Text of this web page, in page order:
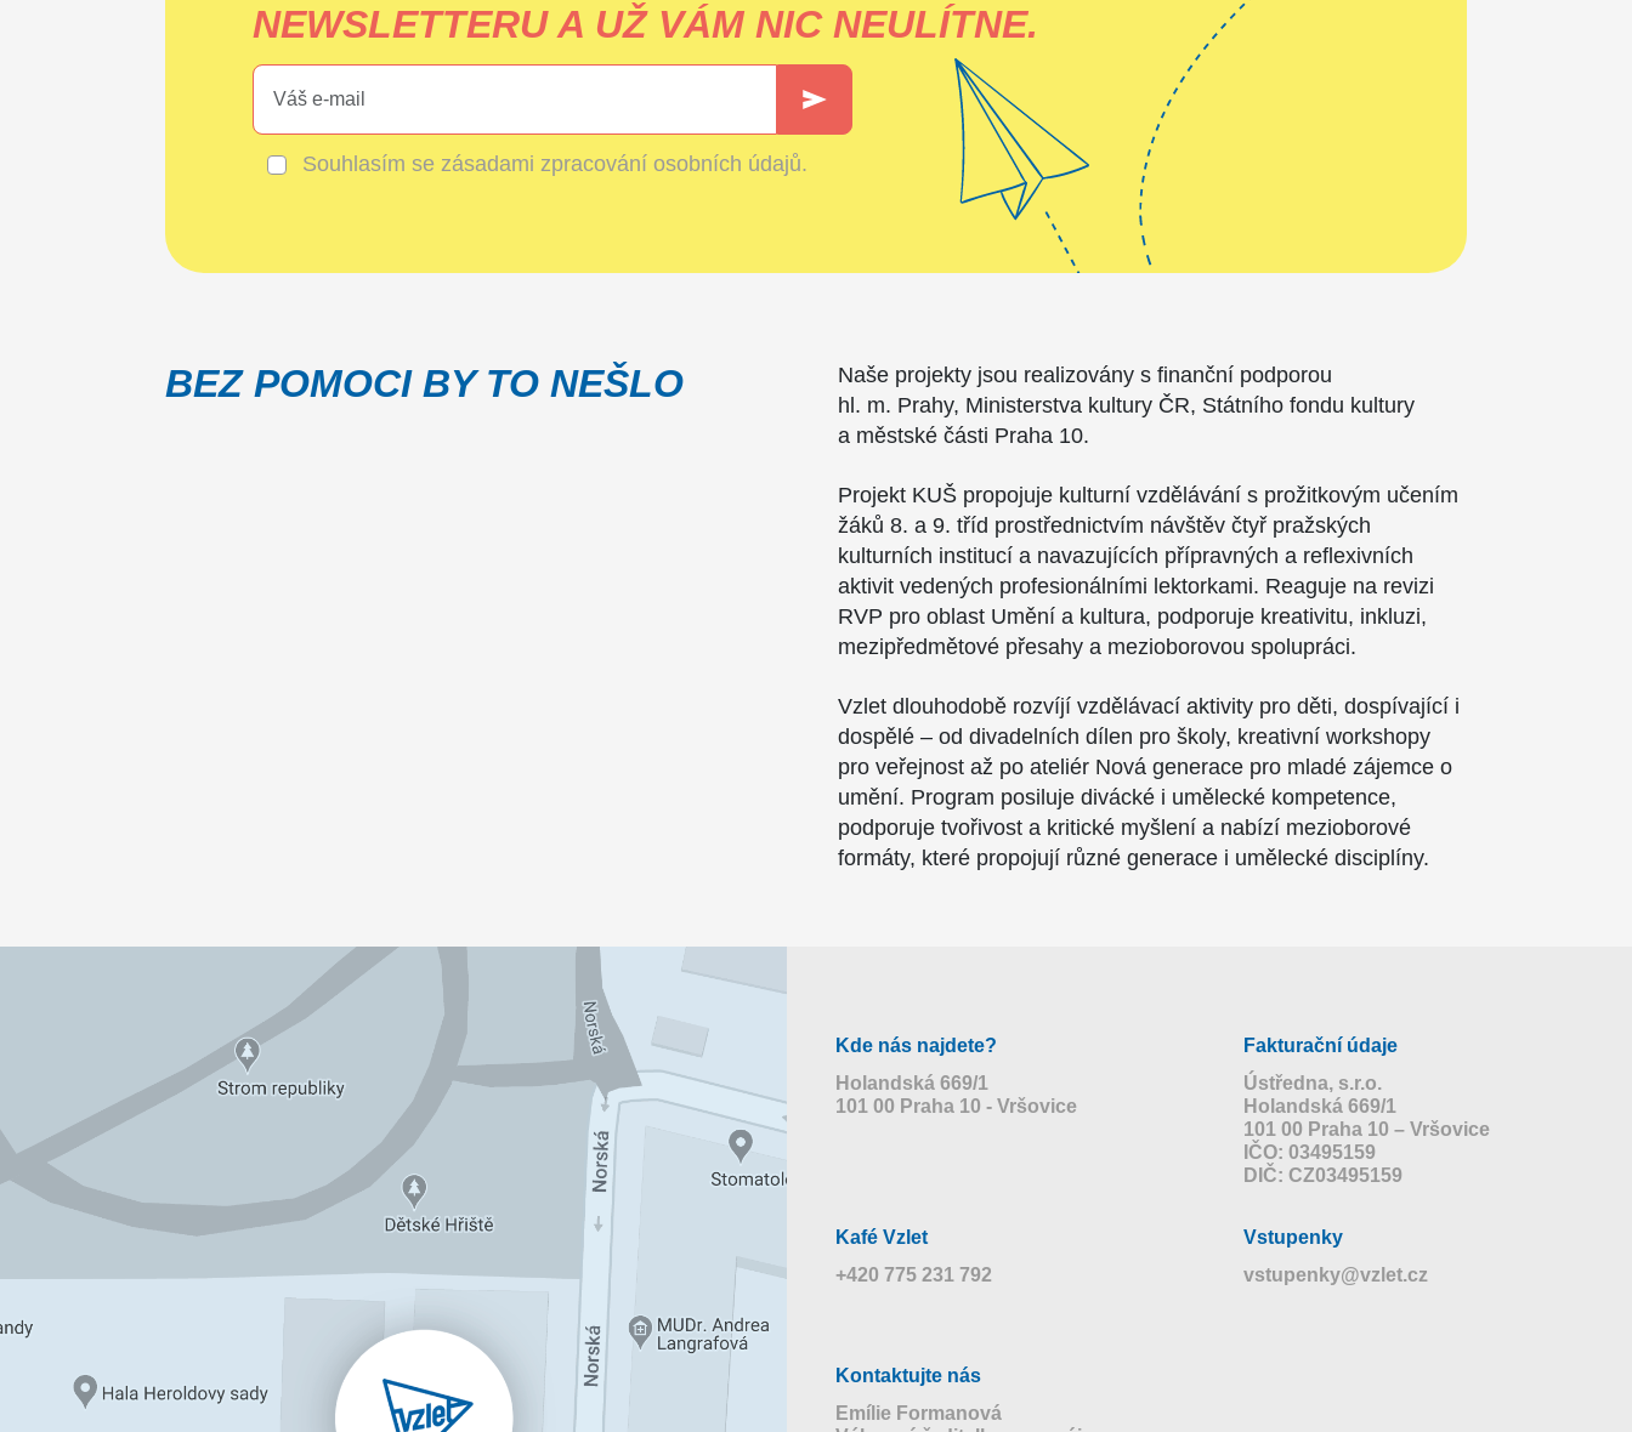
NEWSLETTERU A UŽ VÁM NIC NEULÍTNE.
Souhlasím se zásadami zpracování osobních údajů.
BEZ POMOCI BY TO NEŠLO
Naše projekty jsou realizovány s finanční podporou
hl. m. Prahy, Ministerstva kultury ČR, Státního fondu kultury
a městské části Praha 10.
Projekt KUŠ propojuje kulturní vzdělávání s prožitkovým učením
žáků 8. a 9. tříd prostřednictvím návštěv čtyř pražských
kulturních institucí a navazujících přípravných a reflexivních
aktivit vedených profesionálními lektorkami. Reaguje na revizi
RVP pro oblast Umění a kultura, podporuje kreativitu, inkluzi,
mezipředmětové přesahy a mezioborovou spolupráci.
Vzlet dlouhodobě rozvíjí vzdělávací aktivity pro děti, dospívající i
dospělé – od divadelních dílen pro školy, kreativní workshopy
pro veřejnost až po ateliér Nová generace pro mladé zájemce o
umění. Program posiluje divácké i umělecké kompetence,
podporuje tvořivost a kritické myšlení a nabízí mezioborové
formáty, které propojují různé generace i umělecké disciplíny.
Kde nás najdete?
Holandská 669/1
101 00 Praha 10 - Vršovice
Fakturační údaje
Ústředna, s.r.o.
Holandská 669/1
101 00 Praha 10 – Vršovice
IČO: 03495159
DIČ: CZ03495159
Kafé Vzlet
+420 775 231 792
Vstupenky
vstupenky@vzlet.cz
Kontaktujte nás
Emílie Formanová